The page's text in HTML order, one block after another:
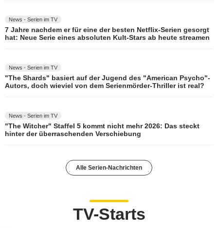
News - Serien im TV
7 Jahre nachdem er für eine der besten Netflix-Serien gesorgt
hat: Neue Serie eines absoluten Kult-Stars ab heute streamen
News - Serien im TV
"The Shards" basiert auf der Jugend des "American Psycho"-
Autors, doch wieviel von dem Serienmörder-Thriller ist real?
News - Serien im TV
"The Witcher" Staffel 5 kommt nicht mehr 2026: Das steckt
hinter der überraschenden Verschiebung
Alle Serien-Nachrichten
TV-Starts